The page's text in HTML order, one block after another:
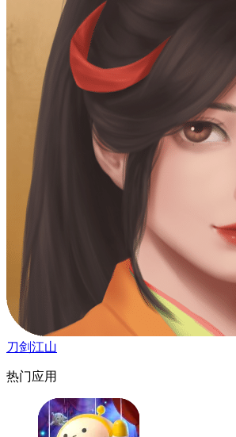
刀剑江山
热门应用